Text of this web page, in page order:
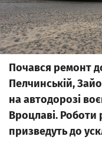
Почався ремонт
Пелчинській,
на автодорозі
Вроцлаві. Роботи
призведуть до